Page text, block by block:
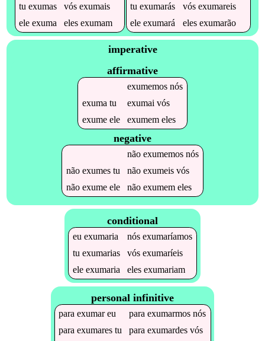
tuexumas vósexumais
eleexuma elesexumam
tuexumarás vósexumareis
eleexumará elesexumarão
imperative
affirmative
exumemosnós
exuma tu exumai vós
exumeele exumemeles
negative
não exumemosnós
não exumestu não exumeisvós
não exumeele não exumemeles
conditional
eu exumaria nós exumaríamos
tu exumarias vós exumaríeis
ele exumaria eles exumariam
personal infinitive
paraexumareu paraexumarmos nós
paraexumares tu paraexumardes vós